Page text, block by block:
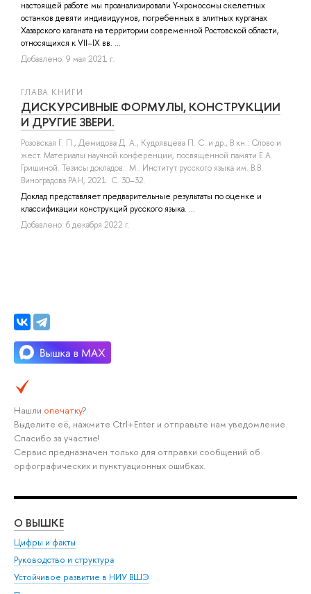
настоящей работе мы проанализировали Y-хромосомы скелетных
останков девяти индивидуумов, погребенных в элитных курганах
Хазарского каганата на территории современной Ростовской области,
относящихся к VII–IX вв. ...
Добавлено: 9 мая 2021 г.
ГЛАВА КНИГИ
ДИСКУРСИВНЫЕ ФОРМУЛЫ, КОНСТРУКЦИИ
И ДРУГИЕ ЗВЕРИ.
Розовская Г. П., Демидова Д. А., Кудрявцева П. С. и др., В кн.: Слово и
жест. Материалы научной конференции, посвященной памяти Е.А.
Гришиной. Тезисы докладов.: М.: Институт русского языка им. В.В.
Виноградова РАН, 2021. С. 30–32.
Доклад представляет предварительные результаты по оценке и
классификации конструкций русского языка. ...
Добавлено: 6 декабря 2022 г.
Нашли опечатку?
Выделите её, нажмите Ctrl+Enter и отправьте нам уведомление.
Спасибо за участие!
Сервис предназначен только для отправки сообщений об
орфографических и пунктуационных ошибках.
О ВЫШКЕ
Цифры и факты
Руководство и структура
Устойчивое развитие в НИУ ВШЭ